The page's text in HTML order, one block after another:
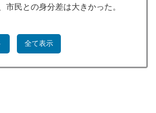
市民との身分差は大きかった。
全て表示